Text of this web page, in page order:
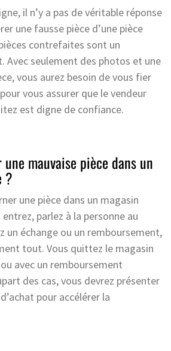
il n’y a pas de véritable réponse
une fausse pièce d’une pièce
contrefaites sont un
Avec seulement des photos et une
vous aurez besoin de vous fier
vous assurer que le vendeur
est digne de confiance.
mauvaise pièce dans un
?
une pièce dans un magasin
parlez à la personne au
un échange ou un remboursement,
tout. Vous quittez le magasin
avec un remboursement
des cas, vous devrez présenter
pour accélérer la